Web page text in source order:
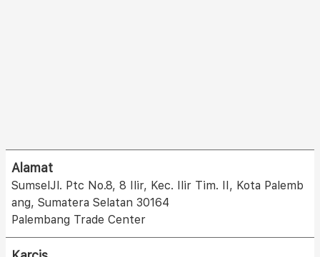
Alamat
SumselJl. Ptc No.8, 8 Ilir, Kec. Ilir Tim. II, Kota Palemb
ang, Sumatera Selatan 30164
Palembang Trade Center